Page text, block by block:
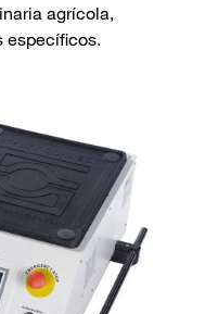
agrícola,
específicos.